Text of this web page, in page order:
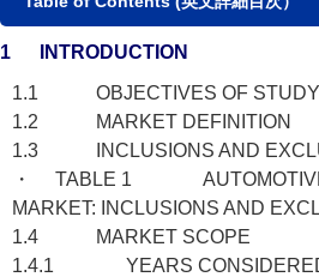
1 INTRODUCTION
1.1 OBJECTIVES OF STUDY
1.2 MARKET DEFINITION
1.3 INCLUSIONS AND
・ TABLE 1 AUTOMOTIVE
MARKET: INCLUSIONS AND
1.4 MARKET SCOPE
1.4.1 YEARS